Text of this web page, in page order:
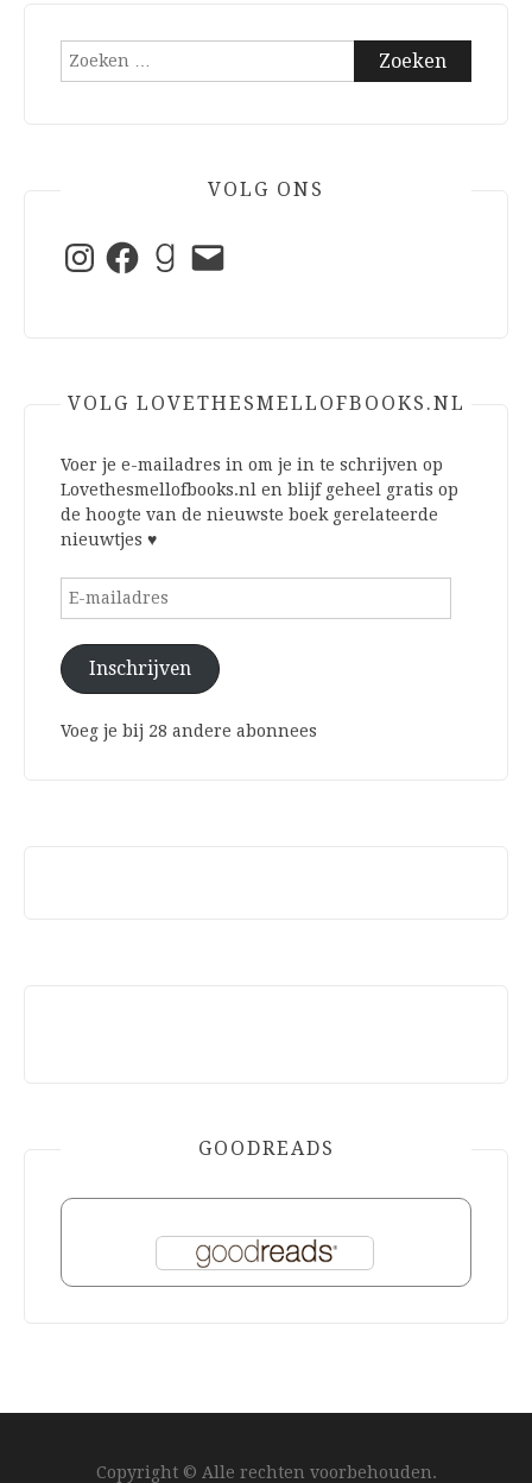
Zoeken
VOLG ONS
InstagramFacebookGoodreads
E-
mail
VOLG LOVETHESMELLOFBOOKS.NL
Voer je e-mailadres in om je in te schrijven op
Lovethesmellofbooks.nl en blijf geheel gratis op
de hoogte van de nieuwste boek gerelateerde
nieuwtjes ♥
E-
Inschrijven
Voeg je bij 28 andere abonnees
GOODREADS
Copyright © Alle rechten voorbehouden.